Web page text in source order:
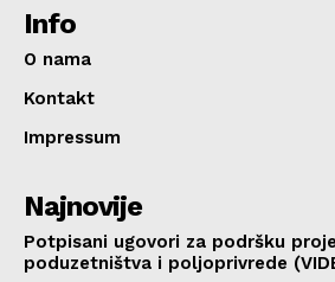
Info
O nama
Kontakt
Impressum
Najnovije
Potpisani ugovori za podršku
poduzetništva i poljoprivrede